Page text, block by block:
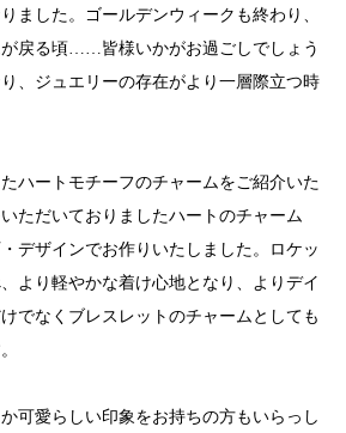
ました。ゴールデンウィークも終わり、
戻る頃……皆様いかがお過ごしでしょう
、ジュエリーの存在がより一層際立つ時
ハートモチーフのチャームをご紹介いた
ただいておりましたハートのチャーム
デザインでお作りいたしました。ロケッ
より軽やかな着け心地となり、よりデイ
でなくブレスレットのチャームとしても
可愛らしい印象をお持ちの方もいらっし